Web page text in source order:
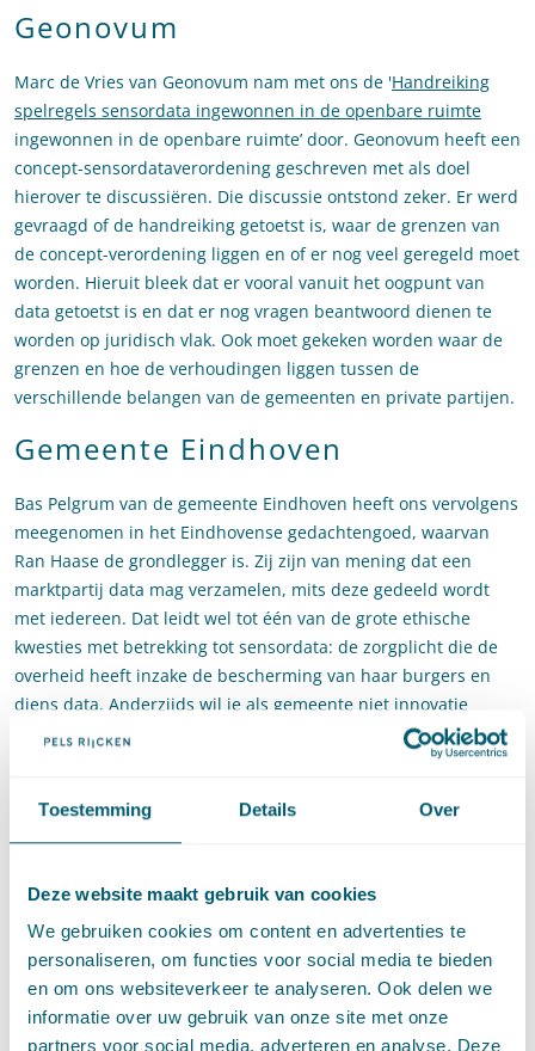
Toestemming Details Over
Deze website maakt gebruik van cookies
We gebruiken cookies om content en advertenties te
personaliseren, om functies voor social media te bieden
en om ons websiteverkeer te analyseren. Ook delen we
informatie over uw gebruik van onze site met onze
partners voor social media, adverteren en analyse. Deze
Geonovum
Marc de Vries van Geonovum nam met ons de 'Handreiking
spelregels sensordata ingewonnen in de openbare ruimte
ingewonnen in de openbare ruimte’ door. Geonovum heeft een
concept-sensordataverordening geschreven met als doel
hierover te discussiëren. Die discussie ontstond zeker. Er werd
gevraagd of de handreiking getoetst is, waar de grenzen van
de concept-verordening liggen en of er nog veel geregeld moet
worden. Hieruit bleek dat er vooral vanuit het oogpunt van
data getoetst is en dat er nog vragen beantwoord dienen te
worden op juridisch vlak. Ook moet gekeken worden waar de
grenzen en hoe de verhoudingen liggen tussen de
verschillende belangen van de gemeenten en private partijen.
Gemeente Eindhoven
Bas Pelgrum van de gemeente Eindhoven heeft ons vervolgens
meegenomen in het Eindhovense gedachtengoed, waarvan
Ran Haase de grondlegger is. Zij zijn van mening dat een
marktpartij data mag verzamelen, mits deze gedeeld wordt
met iedereen. Dat leidt wel tot één van de grote ethische
kwesties met betrekking tot sensordata: de zorgplicht die de
overheid heeft inzake de bescherming van haar burgers en
diens data. Anderzijds wil je als gemeente niet innovatie
beperken door dataverzameling te veel te begrenzen.
Pelgrum stelde eveneens dat het niet wenselijk is om per
beaamden dit. De omgang met sensordata kan efficiënter door
het gezamenlijk te reguleren. Wettelijk gezien zou dit binnen
het contractenrecht plaats kunnen vinden, maar kan een
gemeente in een gemeentelijke verordening eisen stellen aan
de verzameling en het gebruik van sensordata in de
binnenstad, als er geen contractuele relatie bestaat?